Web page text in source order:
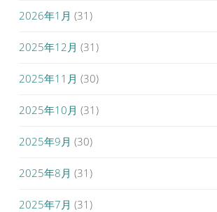
2026年1月 (31)
2025年12月 (31)
2025年11月 (30)
2025年10月 (31)
2025年9月 (30)
2025年8月 (31)
2025年7月 (31)